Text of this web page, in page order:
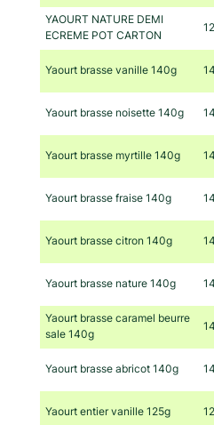
YAOURT NATURE DEMI
ECREME POT CARTON
Yaourt brasse vanille 140g
Yaourt brasse noisette 140g
Yaourt brasse myrtille 140g
Yaourt brasse fraise 140g
Yaourt brasse citron 140g
Yaourt brasse nature 140g
Yaourt brasse caramel beurre
sale 140g
Yaourt brasse abricot 140g
Yaourt entier vanille 125g